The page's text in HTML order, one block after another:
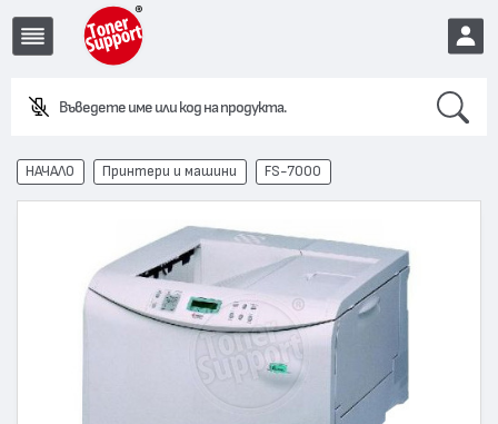
Въведете име или код на продукта.
EUR
НАЧАЛО Принтери и машини FS-7000